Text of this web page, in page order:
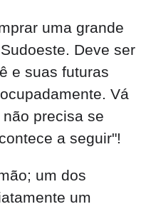
uma grande
Deve ser
e suas futuras
Vá
precisa se
a seguir"!
um dos
um